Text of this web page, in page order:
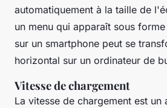
automatiquement à la taille de
un menu qui apparaît sous
sur un smartphone peut se
horizontal sur un ordinateur de
Vitesse de chargement
La vitesse de chargement est un